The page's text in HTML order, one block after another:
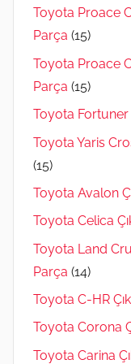
Toyota Proace
Parça (15)
Toyota Proace
Parça (15)
Toyota Fortuner
Toyota Yaris
(15)
Toyota Avalon
Toyota Celica
Toyota Land
Parça (14)
Toyota C-HR
Toyota Corona
Toyota Carina